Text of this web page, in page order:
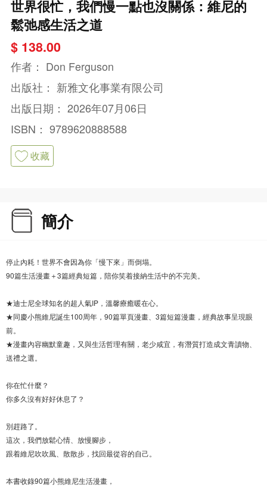
世界很忙，我們慢一點也沒關係：維尼的
鬆弛感生活之道
$ 138.00
作者： Don Ferguson
出版社： 新雅文化事業有限公司
出版日期： 2026年07月06日
ISBN： 9789620888588
收藏
簡介
停止內耗！世界不會因為你「慢下來」而倒塌。
90篇生活漫畫＋3篇經典短篇，陪你笑着接納生活中的不完美。
★迪士尼全球知名的超人氣IP，溫馨療癒暖在心。
★同慶小熊維尼誕生100周年，90篇單頁漫畫、3篇短篇漫畫，經典故事呈現眼
前。
★漫畫內容幽默童趣，又與生活哲理有關，老少咸宜，有潛質打造成文青讀物、
送禮之選。
你在忙什麼？
你多久沒有好好休息了？
別趕路了。
這次，我們放鬆心情、放慢腳步，
跟着維尼吹吹風、散散步，找回最從容的自己。
本書收錄90篇小熊維尼生活漫畫，